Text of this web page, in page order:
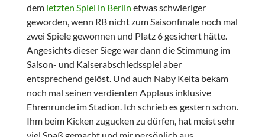
dem letzten Spiel in Berlin etwas schwieriger
geworden, wenn RB nicht zum Saisonfinale noch mal
zwei Spiele gewonnen und Platz 6 gesichert hätte.
Angesichts dieser Siege war dann die Stimmung im
Saison- und Kaiserabschiedsspiel aber
entsprechend gelöst. Und auch Naby Keita bekam
noch mal seinen verdienten Applaus inklusive
Ehrenrunde im Stadion. Ich schrieb es gestern schon.
Ihm beim Kicken zugucken zu dürfen, hat meist sehr